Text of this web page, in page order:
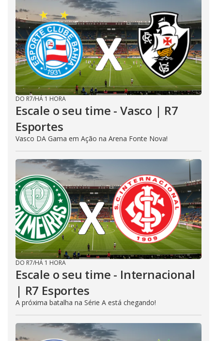
DO R7/HÁ 1 HORA
Escale o seu time - Vasco | R7
Esportes
Vasco DA Gama em Ação na Arena Fonte Nova!
DO R7/HÁ 1 HORA
Escale o seu time - Internacional
| R7 Esportes
A próxima batalha na Série A está chegando!